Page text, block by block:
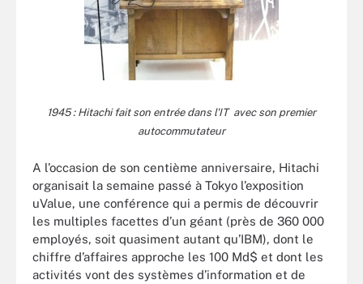
1945 : Hitachi fait son entrée dans l'IT avec son premier
autocommutateur
A l’occasion de son centième anniversaire, Hitachi
organisait la semaine passé à Tokyo l’exposition
uValue, une conférence qui a permis de découvrir
les multiples facettes d’un géant (près de 360 000
employés, soit quasiment autant qu’IBM), dont le
chiffre d’affaires approche les 100 Md$ et dont les
activités vont des systèmes d’information et de